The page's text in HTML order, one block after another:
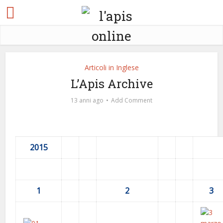
Articoli in Inglese
L’Apis Archive
13 anni ago Add Comment
2015
1 2 3